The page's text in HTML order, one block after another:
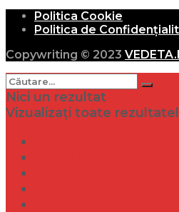
Politica Cookie
Politica de
Copywriting © 2023
Nici un rezultat
Vizualizați toate